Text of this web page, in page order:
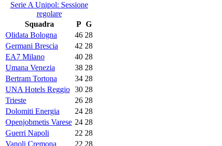
Serie A Unipol: Sessione
regolare
Squadra
P G
Olidata Bologna
46 28
Germani Brescia
42 28
EA7 Milano
40 28
Umana Venezia
38 28
Bertram Tortona
34 28
UNA Hotels Reggio 30 28
Trieste
26 28
Dolomiti Energia
24 28
Openjobmetis Varese 24 28
Guerri Napoli
22 28
Vanoli Cremona
22 28